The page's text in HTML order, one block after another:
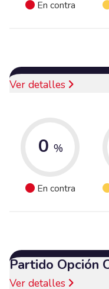
En contra
Ver detalles
0 %
En contra
Partido Opción
Ver detalles